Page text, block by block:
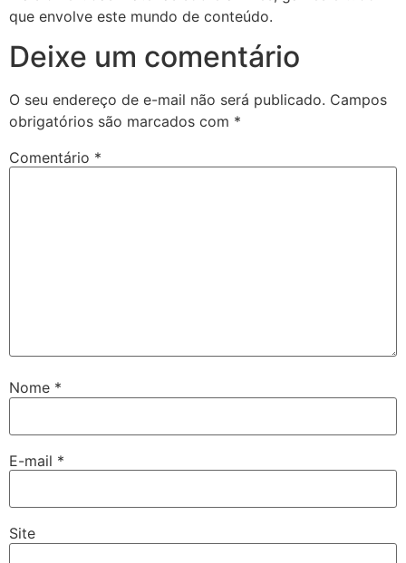
que envolve este mundo de conteúdo.
Deixe um comentário
O seu endereço de e-mail não será publicado. Campos
obrigatórios são marcados com *
Comentário *
Nome *
E-mail *
Site